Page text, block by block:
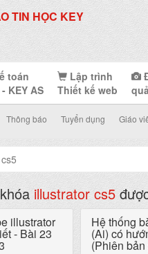
TIN HỌC KEY
toán
KEY AS
Lập trình
Thiết kế web
Thông báo Tuyển dụng Giáo
illustrator cs5
illustrator
- Bài 23
Hệ thống
(Ai) có
(Phiên